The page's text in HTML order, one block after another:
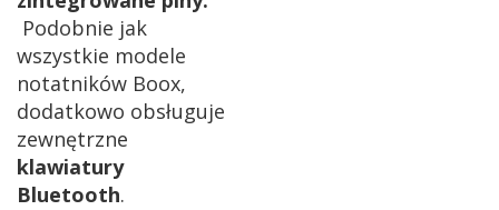
Podobnie jak
wszystkie modele
notatników Boox,
dodatkowo obsługuje
zewnętrzne
klawiatury
Bluetooth.